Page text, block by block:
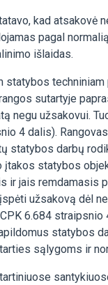
kad
pagal
išlaidas.
sutartyje
negu užsakovui.
4 dalis).
statybos darbų
įtakos statybos
ir jais
užsakovą dėl
6.684
statybos
sąlygoms ir